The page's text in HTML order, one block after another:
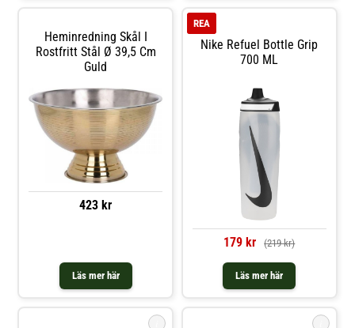
teknologi Wide-mouth-öppning för
påfyllning av is med förenklad
rengöringFri från BPA/BPS/BPF
Heminredning Skål I
Rostfritt Stål Ø 39,5 Cm
Guld
423 kr
Läs mer här
Nike Refuel Bottle Grip
700 ML
REA
179 kr (219 kr)
Läs mer här